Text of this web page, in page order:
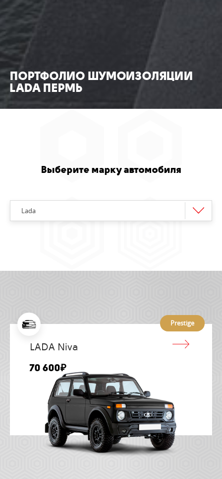
ПОРТФОЛИО ШУМОИЗОЛЯЦИИ
LADA ПЕРМЬ
Выберите марку автомобиля
Lada
Prestige
LADA Niva
70 600₽